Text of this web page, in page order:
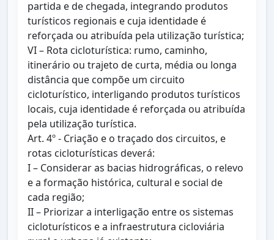
partida e de chegada, integrando produtos
turísticos regionais e cuja identidade é
reforçada ou atribuída pela utilização turística;
VI – Rota cicloturística: rumo, caminho,
itinerário ou trajeto de curta, média ou longa
distância que compõe um circuito
cicloturístico, interligando produtos turísticos
locais, cuja identidade é reforçada ou atribuída
pela utilização turística.
Art. 4º - Criação e o traçado dos circuitos, e
rotas cicloturísticas deverá:
I – Considerar as bacias hidrográficas, o relevo
e a formação histórica, cultural e social de
cada região;
II – Priorizar a interligação entre os sistemas
cicloturísticos e a infraestrutura cicloviária